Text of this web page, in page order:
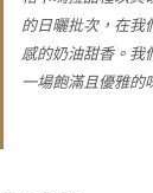
的日曬批次，在我
感的奶油甜香。我
一場飽滿且優雅的